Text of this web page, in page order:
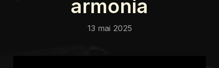
armonia
13 mai 2025